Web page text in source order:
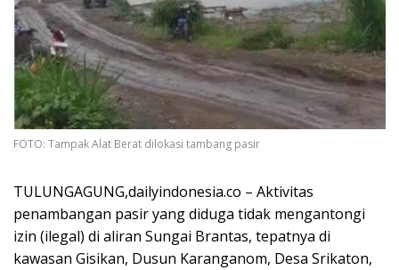
FOTO: Tampak Alat Berat dilokasi tambang pasir
​TULUNGAGUNG,dailyindonesia.co – Aktivitas
penambangan pasir yang diduga tidak mengantongi
izin (ilegal) di aliran Sungai Brantas, tepatnya di
kawasan Gisikan, Dusun Karanganom, Desa Srikaton,